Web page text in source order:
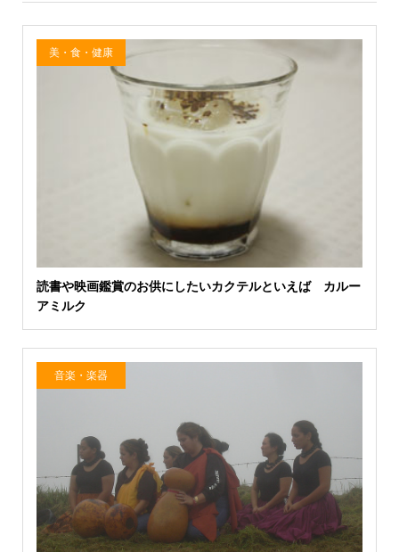
美・食・健康
読書や映画鑑賞のお供にしたいカクテルといえば カルー
アミルク
音楽・楽器